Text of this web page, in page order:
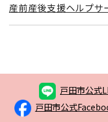
産前産後支援ヘルプ
戸田市公式
戸田市公式